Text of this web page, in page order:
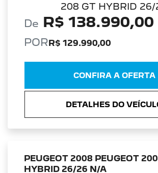
208 GT HYBRID 26/
De R$ 138.990,00
PORR$ 129.990,00
CONFIRA A OFERTA
DETALHES DO
PEUGEOT 2008 PEUGEOT
HYBRID 26/26 N/A